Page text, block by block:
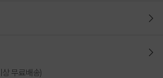
무료배송)